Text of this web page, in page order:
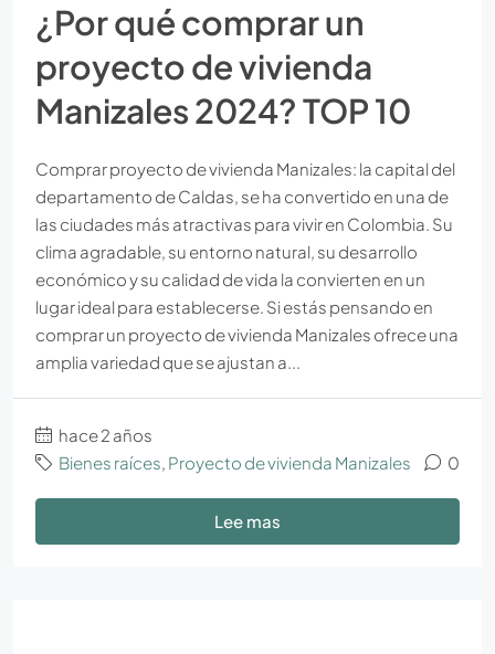
¿Por qué comprar un
proyecto de vivienda
Manizales 2024? TOP 10
Comprar proyecto de vivienda Manizales: la capital del
departamento de Caldas, se ha convertido en una de
las ciudades más atractivas para vivir en Colombia. Su
clima agradable, su entorno natural, su desarrollo
económico y su calidad de vida la convierten en un
lugar ideal para establecerse. Si estás pensando en
comprar un proyecto de vivienda Manizales ofrece una
amplia variedad que se ajustan a...
hace 2 años
Bienes raíces, Proyecto de vivienda Manizales 0
Lee mas